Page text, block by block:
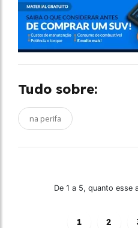
Tudo sobre:
na perifa
De 1 a 5, quanto esse
1 2